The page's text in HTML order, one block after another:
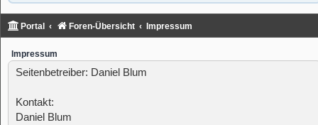
Portal Foren-Übersicht Impressum
Impressum
Seitenbetreiber: Daniel Blum
Kontakt:
Daniel Blum